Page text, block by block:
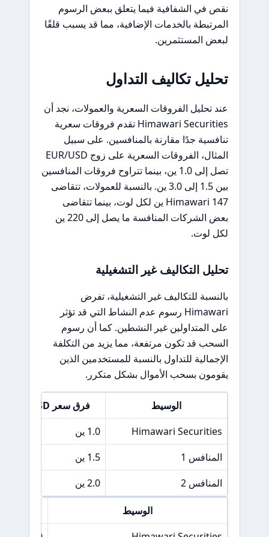
نقص في الشفافية فيما يتعلق ببعض الرسوم
المرتبطة بالخدمات الإضافية، مما قد يسبب قلقًا
لبعض المستثمرين.
تحليل تكاليف التداول
عند تحليل الفروقات السعرية والعمولات، نجد أن
Himawari Securities تقدم فروقات سعرية
تنافسية جدًا مقارنة بالمنافسين. على سبيل
المثال، الفروقات السعرية على زوج EUR/USD
تصل إلى 1.0 ين، بينما تتراوح فروقات المنافسين
بين 1.5 إلى 3.0 ين. بالنسبة للعمولات، تتقاضى
Himawari 147 ين لكل لوت، بينما تتقاضى
بعض الشركات المنافسة ما يصل إلى 220 ين
لكل لوت.
تحليل التكاليف غير التشغيلية
بالنسبة للتكاليف غير التشغيلية، تفرض
Himawari رسوم عدم النشاط التي قد تؤثر
على المتداولين غير النشطين. كما أن رسوم
السحب قد تكون مرتفعة، مما يزيد من التكلفة
الإجمالية للتداول بالنسبة للمستخدمين الذين
يقومون بسحب الأموال بشكل متكرر.
الوسيط
فرق سعر EUR/USD
Himawari Securities
1.0 ين
المنافس 1
1.5 ين
المنافس 2
2.0 ين
الوسيط